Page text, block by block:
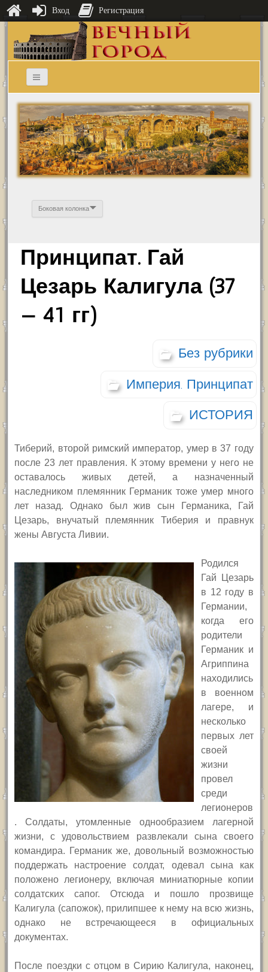
Боковая колонка
Принципат. Гай
Цезарь Калигула (37
— 41 гг)
Без рубрики
Империя. Принципат
ИСТОРИЯ
Тиберий, второй римский император, умер в 37 году
после 23 лет правления. К этому времени у него не
оставалось живых детей, а назначенный
наследником племянник Германик тоже умер много
лет назад. Однако был жив сын Германика, Гай
Цезарь, внучатый племянник Тиберия и правнук
жены Августа Ливии.
Родился
Гай Цезарь
в 12 году в
Германии,
когда его
родители
Германик и
Агриппина
находились
в военном
лагере, и
несколько
первых лет
своей
жизни
провел
среди
легионеров
. Солдаты, утомленные однообразием лагерной
жизни, с удовольствием развлекали сына своего
командира. Германик же, довольный возможностью
поддержать настроение солдат, одевал сына как
положено легионеру, включая миниатюрные копии
солдатских сапог. Отсюда и пошло прозвище
Калигула (сапожок), прилипшее к нему на всю жизнь,
однако не встречающееся в официальных
документах.
После поездки с отцом в Сирию Калигула, наконец,
Вход Регистрация